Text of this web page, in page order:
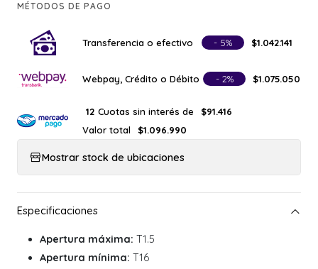
MÉTODOS DE PAGO
Transferencia o efectivo - 5% $1.042.141
Webpay, Crédito o Débito - 2% $1.075.050
12 Cuotas sin interés de
$91.416
Valor total
$1.096.990
Mostrar stock de ubicaciones
Apertura máxima: T1.5
Apertura mínima: T16